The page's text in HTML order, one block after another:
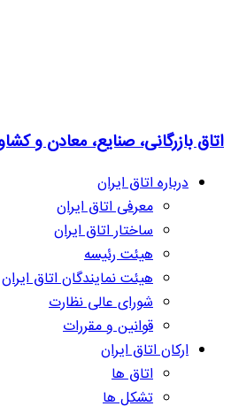
اتاق بازرگانی، صنایع، معادن و
درباره اتاق ایران
معرفی اتاق ایران
ساختار اتاق ایران
هیئت رئیسه
هیئت نمایندگان اتاق ایران
شورای عالی نظارت
قوانین و مقررات
ارکان اتاق ایران
اتاق ها
تشکل ها